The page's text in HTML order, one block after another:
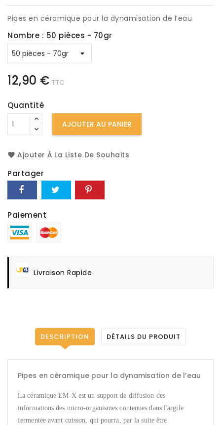
Pipes en céramique pour la dynamisation de l’eau
Nombre : 50 pièces - 70gr
12,90 € TTC
Quantité
AJOUTER AU PANIER
Ajouter À La Liste De Souhaits
Partager
Paiement
Livraison Rapide
DESCRIPTION DÉTAILS DU PRODUIT
Pipes en céramique pour la dynamisation de l’eau
La céramique EM-X est un support de diffusion des
informations des micro-organismes contenues dans l'argile
fermentée avant cuisson, qui pourra, par la suite être